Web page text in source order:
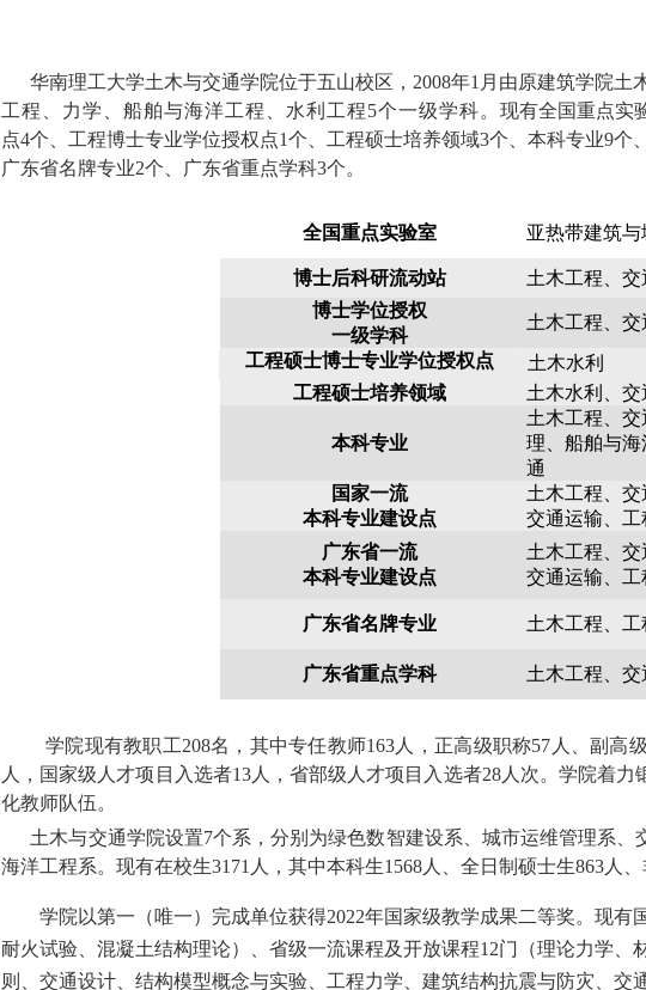
华南理工大学土木与交通学院位于五山校区， 2008年1月由原建筑学院土
工程、力学、船舶与海洋工程、水利工程5个一级学科。 现有全国重点实
点4个、工程博士专业学位授权点1个、工程硕士培养领域3个、本科专业9个
广东省名牌专业2个、广东省重点学科3个。
全国重点实验室 亚热带建筑与
博士后科研流动站
土木工程、
博士学位授权
一级学科
土木工程、
工程硕士博士专业学位授权点
土木水利
工程硕士培养领域
土木水利、
本科专业
土木工程、
理、 船舶与海
通
国家一流
本科专业建设点
土木工程、交
交通运输、工
广东省一流
本科专业建设点
土木工程、
交通运输、
广东省名牌专业 土木工程、工
广东省重点学科 土木工程、
学院现有教职工208名，其中专任教师163人，正高级职称57人、副高
人，国家级人才项目入选者13人，省部级人才项目入选者28人次。学院着
化教师队伍。
土木与交通学院设置7个系，分别为绿色数智建设系、城市运维管理系、
海洋工程系。 现有在校生3171人，其中本科生1568人、全日制硕士生863人
学院 以第一（唯一）完成单位获得2022年国家级教学成果二等奖。 现有
耐火试验、混凝土结构理论）、省级一流课程及开放课程12门（理论力学
则、交通设计、结构模型概念与实验、工程力学、建筑结构抗震与防灾、